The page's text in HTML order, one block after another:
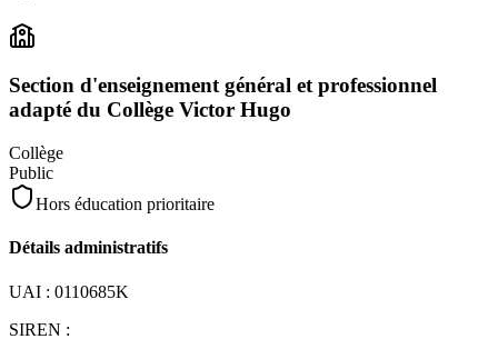
Section d'enseignement général et professionnel
adapté du Collège Victor Hugo
Collège
Public
Hors éducation prioritaire
Détails administratifs
UAI : 0110685K
SIREN :